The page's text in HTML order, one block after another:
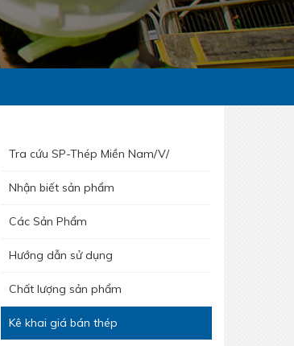
Tra cứu SP-Thép Miền Nam/V/
Nhận biết sản phẩm
Các Sản Phẩm
Hướng dẫn sử dụng
Chất lượng sản phẩm
Kê khai giá bán thép
Hưởng ứng tháng công nhân 2026 -
người lao động